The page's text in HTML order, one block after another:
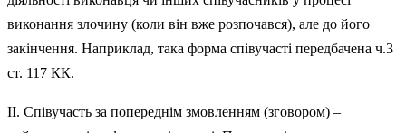
виконання злочину (коли він вже розпочався), але до його
закінчення. Наприклад, така форма співучасті передбачена ч.3
ст. 117 КК.
ІІ. Співучасть за попереднім змовленням (зговором) –